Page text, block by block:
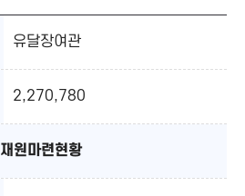
유달장여관
2,270,780
재원마련현황